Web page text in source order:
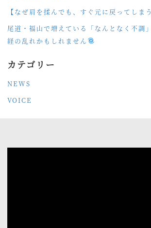
【なぜ肩を揉んでも、すぐ元に戻ってしま
尾道・福山で増えている「なんとなく不調
経の乱れかもしれません
カテゴリー
NEWS
VOICE